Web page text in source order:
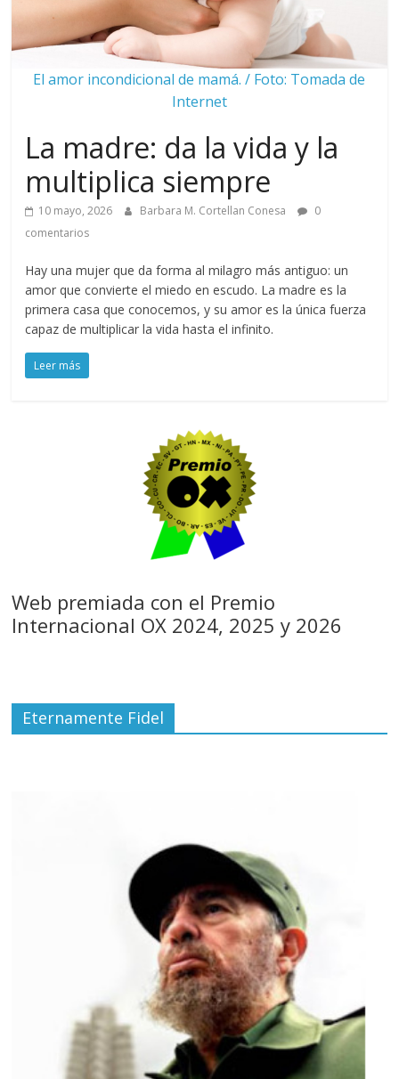
El amor incondicional de mamá. / Foto: Tomada de
Internet
La madre: da la vida y la
multiplica siempre
10 mayo, 2026 Barbara M. Cortellan Conesa
0
comentarios
Hay una mujer que da forma al milagro más antiguo: un
amor que convierte el miedo en escudo. La madre es la
primera casa que conocemos, y su amor es la única fuerza
capaz de multiplicar la vida hasta el infinito.
Leer más
Web premiada con el Premio
Internacional OX 2024, 2025 y 2026
Eternamente Fidel